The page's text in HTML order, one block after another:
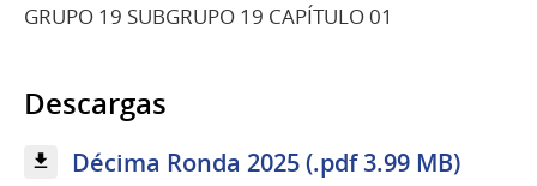
GRUPO 19 SUBGRUPO 19 CAPÍTULO 01
Descargas
Décima Ronda 2025 (.pdf 3.99 MB)